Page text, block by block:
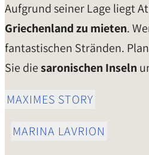
Aufgrund seiner Lage liegt
Griechenland zu mieten.
fantastischen Stränden.
Sie diesaronischen Inseln
MAXIMES STORY
MARINA LAVRION